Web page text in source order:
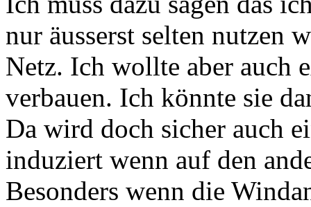
nur äusserst selten nutzen
Netz. Ich wollte aber auch
verbauen. Ich könnte sie
Da wird doch sicher auch
induziert wenn auf den
Besonders wenn die